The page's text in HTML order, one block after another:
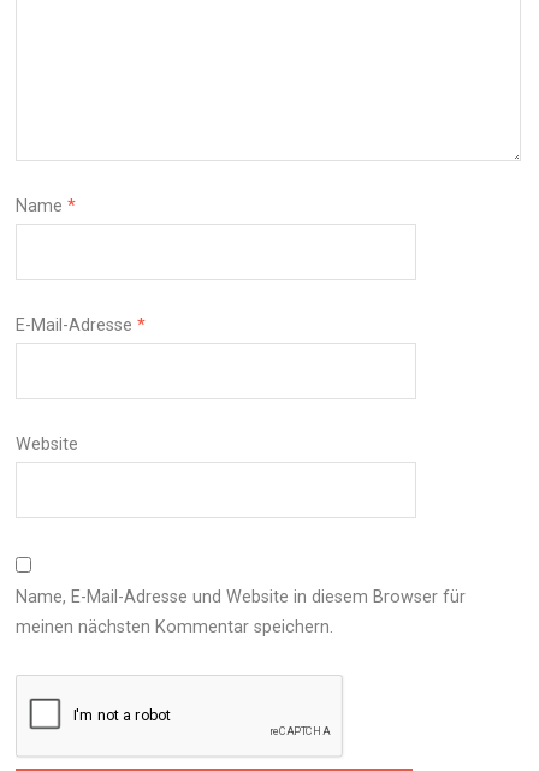
Name*
E-Mail-Adresse*
Website
Name, E-Mail-Adresse und Website in diesem Browser für
meinen nächsten Kommentar speichern.